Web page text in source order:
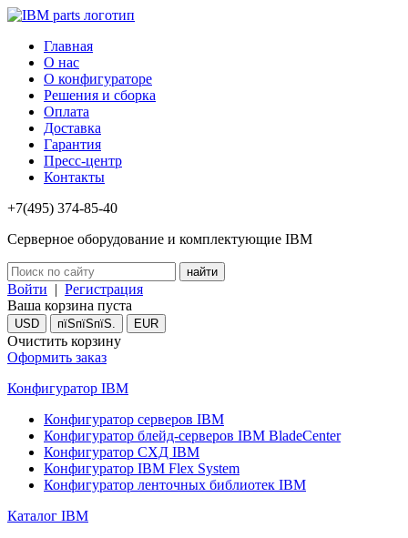
Главная
О нас
О конфигураторе
Решения и сборка
Оплата
Доставка
Гарантия
Пресс-центр
Контакты
+7(495) 374-85-40
Серверное оборудование и комплектующие IBM
Войти | Регистрация
Ваша корзина пуста
USD пїЅпїЅпїЅ. EUR
Очистить корзину
Оформить заказ
Конфигуратор IBM
Конфигуратор серверов IBM
Конфигуратор блейд-серверов IBM BladeCenter
Конфигуратор СХД IBM
Конфигуратор IBM Flex System
Конфигуратор ленточных библиотек IBM
Каталог IBM